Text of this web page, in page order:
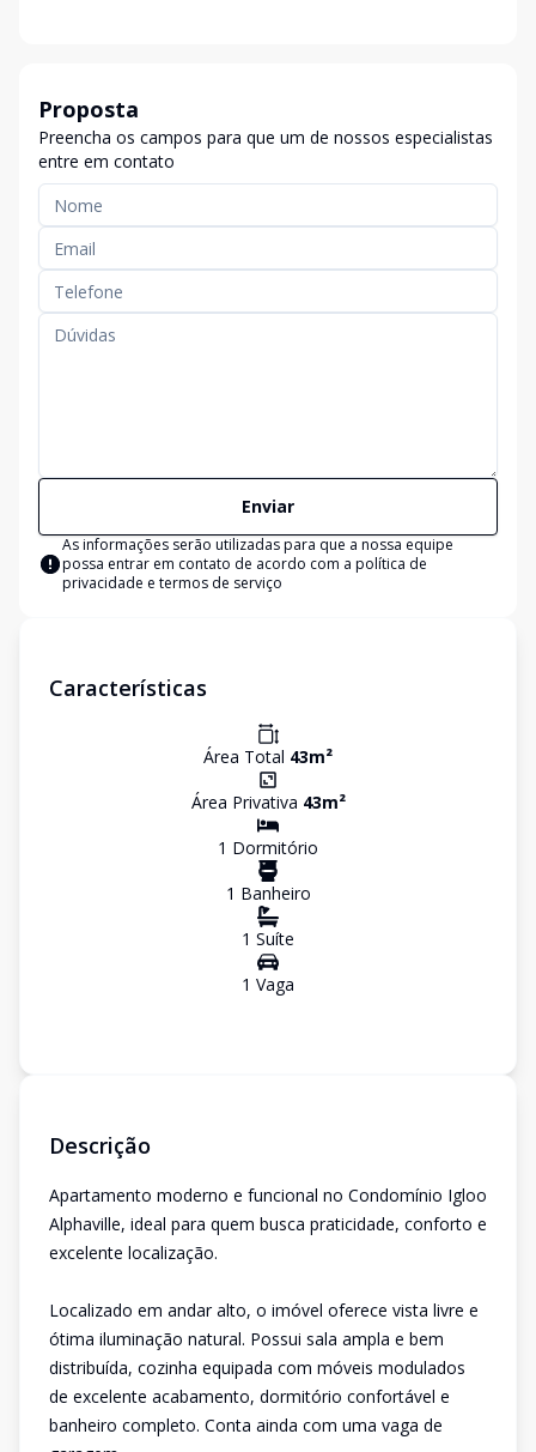
Proposta
Preencha os campos para que um de nossos especialistas
entre em contato
Enviar
As informações serão utilizadas para que a nossa equipe
possa entrar em contato de acordo com a política de
privacidade e termos de serviço
Características
Área Total 43m²
Área Privativa 43m²
1 Dormitório
1 Banheiro
1 Suíte
1 Vaga
Descrição
Apartamento moderno e funcional no Condomínio Igloo
Alphaville, ideal para quem busca praticidade, conforto e
excelente localização.
Localizado em andar alto, o imóvel oferece vista livre e
ótima iluminação natural. Possui sala ampla e bem
distribuída, cozinha equipada com móveis modulados
de excelente acabamento, dormitório confortável e
banheiro completo. Conta ainda com uma vaga de